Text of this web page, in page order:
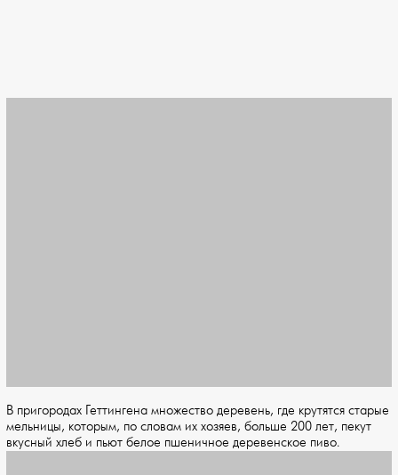
В пригородах Геттингена множество деревень, где крутятся старые
мельницы, которым, по словам их хозяев, больше 200 лет, пекут
вкусный хлеб и пьют белое пшеничное деревенское пиво.